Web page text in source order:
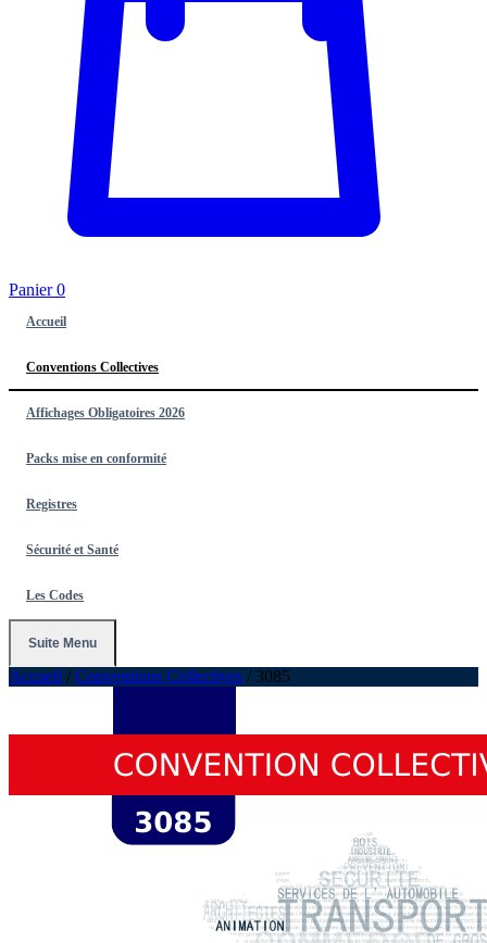
Panier0
Accueil
Conventions Collectives
Affichages Obligatoires 2026
Packs mise en conformité
Registres
Sécurité et Santé
Les Codes
Suite Menu
Accueil / Conventions Collectives / 3085